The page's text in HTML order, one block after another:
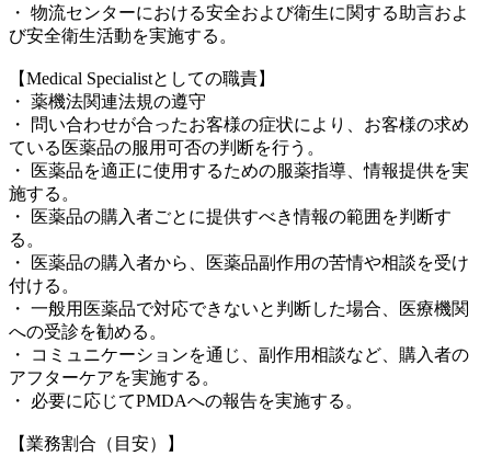
・ 物流センターにおける安全および衛生に関する助言およ
び安全衛生活動を実施する。
【Medical Specialistとしての職責】
・ 薬機法関連法規の遵守
・ 問い合わせが合ったお客様の症状により、お客様の求め
ている医薬品の服用可否の判断を行う。
・ 医薬品を適正に使用するための服薬指導、情報提供を実
施する。
・ 医薬品の購入者ごとに提供すべき情報の範囲を判断す
る。
・ 医薬品の購入者から、医薬品副作用の苦情や相談を受け
付ける。
・ 一般用医薬品で対応できないと判断した場合、医療機関
への受診を勧める。
・ コミュニケーションを通じ、副作用相談など、購入者の
アフターケアを実施する。
・ 必要に応じてPMDAへの報告を実施する。
【業務割合（目安）】